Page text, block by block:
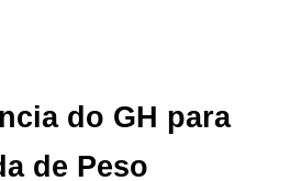
do GH para
de Peso